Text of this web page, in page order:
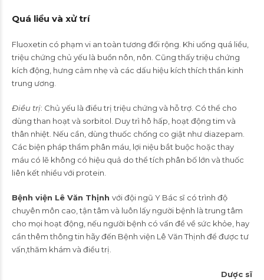
Quá liều và xử trí
Fluoxetin có phạm vi an toàn tương đối rộng. Khi uống quá liều,
triệu chứng chủ yếu là buồn nôn, nôn. Cũng thấy triệu chứng
kích động, hưng cảm nhẹ và các dấu hiệu kích thích thần kinh
trung ương.
Ðiều trị: Chủ yếu là điều trị triệu chứng và hỗ trợ. Có thể cho
dùng than hoạt và sorbitol. Duy trì hô hấp, hoạt động tim và
thân nhiệt. Nếu cần, dùng thuốc chống co giật như diazepam.
Các biện pháp thẩm phân máu, lợi niệu bắt buộc hoặc thay
máu có lẽ không có hiệu quả do thể tích phân bố lớn và thuốc
liên kết nhiều với protein.
Bệnh viện Lê Văn Thịnh với đội ngũ Y Bác sĩ có trình độ
chuyên môn cao, tận tâm và luôn lấy người bệnh là trung tâm
cho mọi hoạt động, nếu người bệnh có vấn đề về sức khỏe, hay
cần thêm thông tin hãy đến Bệnh viện Lê Văn Thịnh để được tư
vấn,thăm khám và điều trị.
Dược sĩ